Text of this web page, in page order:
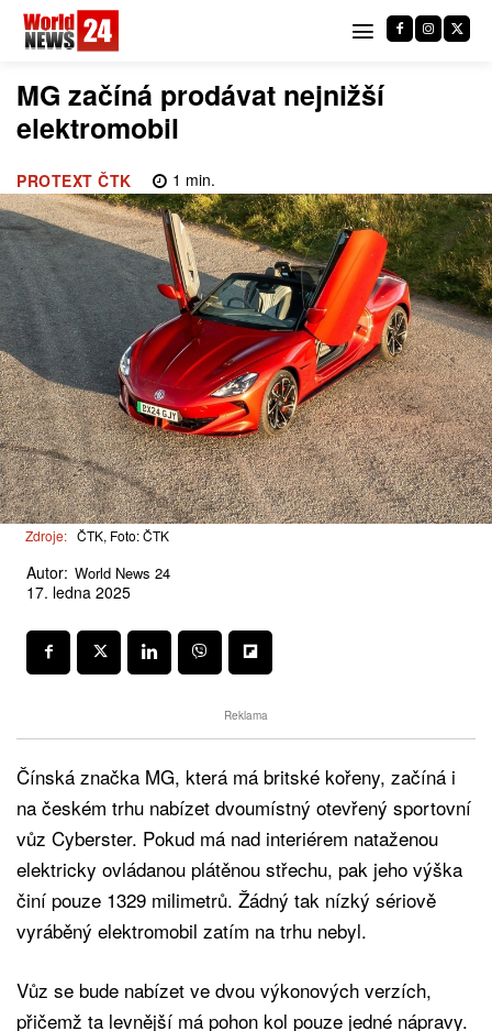
MG začíná prodávat nejnižší
elektromobil
PROTEXT ČTK 1 min.
Zdroje: ČTK, Foto: ČTK
Autor: World News 24
17. ledna 2025
Reklama
Čínská značka MG, která má britské kořeny, začíná i
na českém trhu nabízet dvoumístný otevřený sportovní
vůz Cyberster. Pokud má nad interiérem nataženou
elektricky ovládanou plátěnou střechu, pak jeho výška
činí pouze 1329 milimetrů. Žádný tak nízký sériově
vyráběný elektromobil zatím na trhu nebyl.
Vůz se bude nabízet ve dvou výkonových verzích,
přičemž ta levnější má pohon kol pouze jedné nápravy.